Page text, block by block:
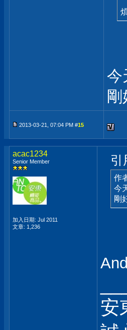
今
2013-03-21, 07:04 PM #15
acac1234
Senior Member
加入日期: Jul 2011
文章: 1,236
引
作
今
剛
安